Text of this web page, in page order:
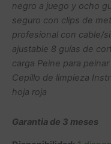
negro a juego y ocho
seguro con clips de
profesional con cable/
ajustable 8 guías de
carga Peine para
Cepillo de limpieza
hoja roja
Garantia de 3 meses